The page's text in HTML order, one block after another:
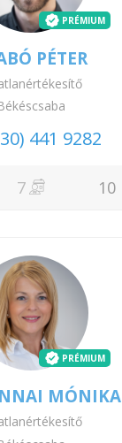
PRÉMIUM
PÉTER
441 9282
7 10
PRÉMIUM
MÓNIKA